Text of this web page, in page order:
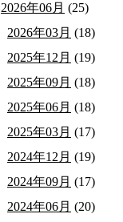
2026年06月 (25)
2026年03月 (18)
2025年12月 (19)
2025年09月 (18)
2025年06月 (18)
2025年03月 (17)
2024年12月 (19)
2024年09月 (17)
2024年06月 (20)